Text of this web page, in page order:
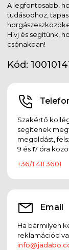
A legfontosabb,
tudásodhoz,
Hívj és segítünk,
csónakban!
Kód:
Szakértő
segítenek
megoldást,
9 és 17 óra
+36/1 411 3601
Email
Ha bármilyen
reklamációd